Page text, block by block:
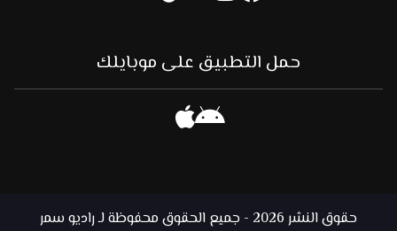
حمل التطبيق على موبايلك
حقوق النشر 2026 - جميع الحقوق محفوظة لـ راديو سمر